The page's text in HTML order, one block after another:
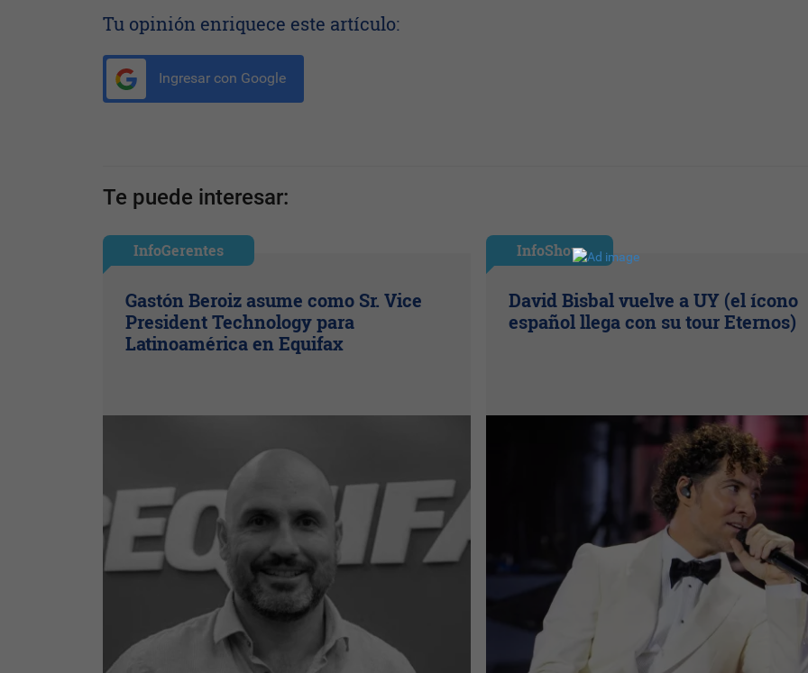
Tu opinión enriquece este artículo:
Ingresar con Google
Te puede interesar:
InfoGerentes
Gastón Beroiz asume como Sr. Vice
President Technology para
Latinoamérica en Equifax
InfoShow
David Bisbal vuelve a UY (el ícono
español llega con su tour Eternos)